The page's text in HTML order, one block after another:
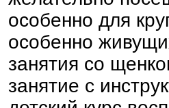
особенно для
особенно
занятия со
занятие с